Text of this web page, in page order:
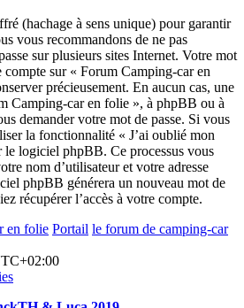
(hachage à sens unique) pour garantir
vous recommandons de ne pas
sur plusieurs sites Internet. Votre mot
compte sur « Forum Camping-car en
précieusement. En aucun cas, une
Camping-car en folie », à phpBB ou à
demander votre mot de passe. Si vous
la fonctionnalité « J’ai oublié mon
le logiciel phpBB. Ce processus vous
nom d’utilisateur et votre adresse
phpBB générera un nouveau mot de
récupérer l’accès à votre compte.
en folie Portail le forum de camping-car